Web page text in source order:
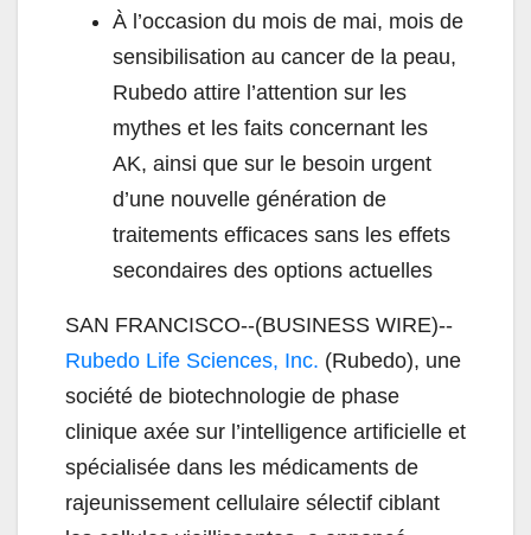
À l’occasion du mois de mai, mois de
sensibilisation au cancer de la peau,
Rubedo attire l’attention sur les
mythes et les faits concernant les
AK, ainsi que sur le besoin urgent
d’une nouvelle génération de
traitements efficaces sans les effets
secondaires des options actuelles
SAN FRANCISCO--(BUSINESS WIRE)--
Rubedo Life Sciences, Inc. (Rubedo), une
société de biotechnologie de phase
clinique axée sur l’intelligence artificielle et
spécialisée dans les médicaments de
rajeunissement cellulaire sélectif ciblant